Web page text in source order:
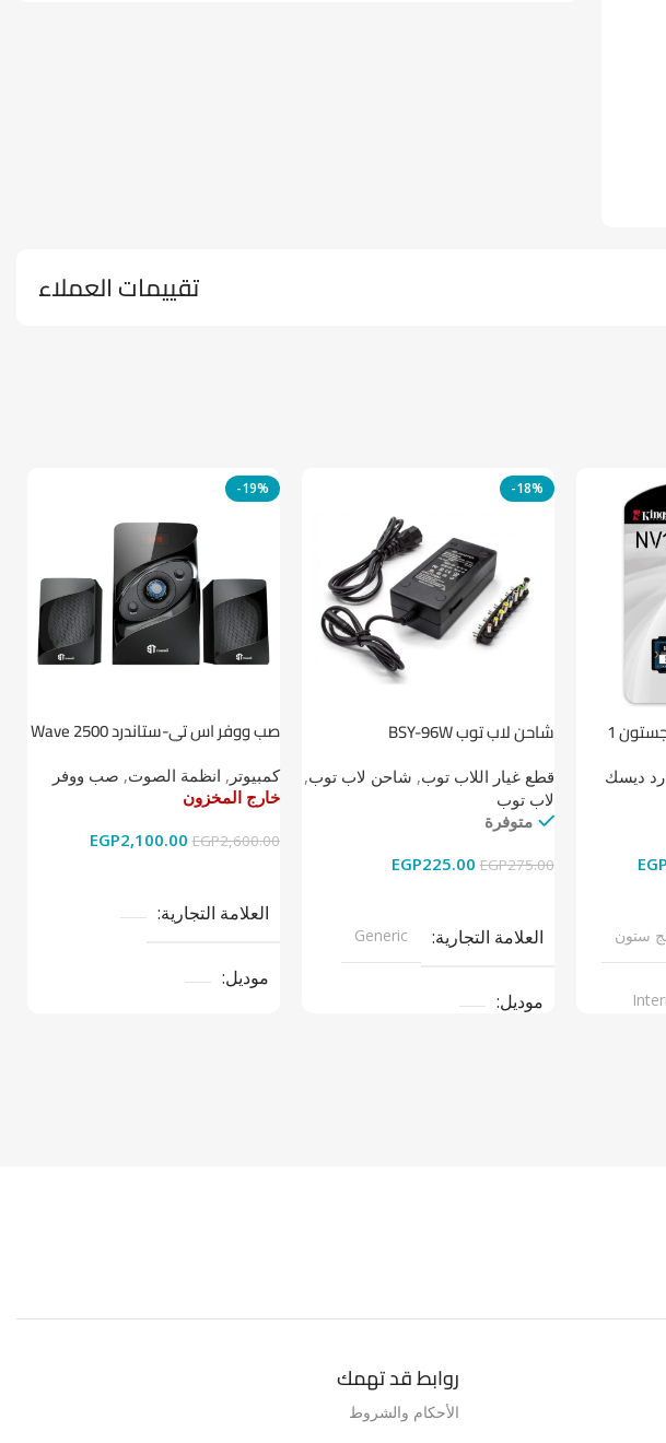
تقييمات العملاء
هارد ديسك M.2 SSD كينجستون 1
ديسك
ستون
-18%
شاحن لاب توب BSY-96W
قطع غيار اللاب توب, شاحن لاب توب,
لاب توب
متوفرة
EGP275.00
EGP225.00
العلامة التجارية Generic
موديل
-19%
صب ووفر اس تي-ستاندرد Wave 2500
كمبيوتر , انظمة الصوت, صب ووفر
خارج المخزون
EGP2,600.00
EGP2,100.00
العلامة التجارية
موديل
روابط قد تهمك
الأحكام والشروط